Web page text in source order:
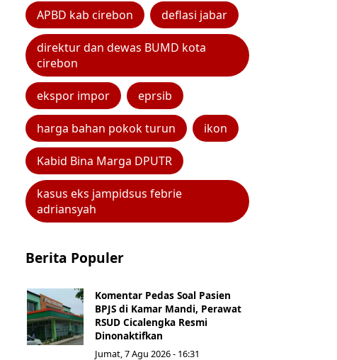
APBD kab cirebon deflasi jabar
direktur dan dewas BUMD kota
cirebon
ekspor impor eprsib
harga bahan pokok turun ikon
Kabid Bina Marga DPUTR
kasus eks jampidsus febrie
adriansyah
Berita Populer
Komentar Pedas Soal Pasien
BPJS di Kamar Mandi, Perawat
RSUD Cicalengka Resmi
Dinonaktifkan
Jumat, 7 Agu 2026 - 16:31